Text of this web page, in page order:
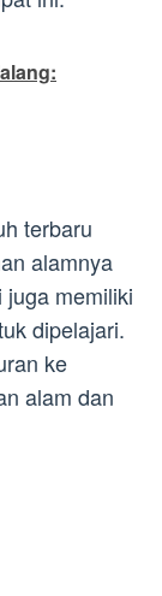
terbaru
alamnya
memiliki
dipelajari.
ke
alam dan